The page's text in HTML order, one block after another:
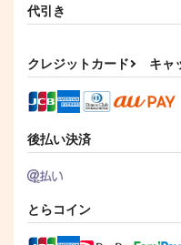
代引き
クレジットカード キャ
後払い決済
とらコイン